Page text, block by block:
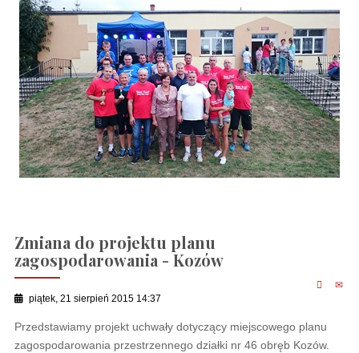
Zmiana do projektu planu
zagospodarowania - Kozów
piątek, 21 sierpień 2015 14:37
Przedstawiamy projekt uchwały dotyczący miejscowego planu
zagospodarowania przestrzennego działki nr 46 obręb Kozów.